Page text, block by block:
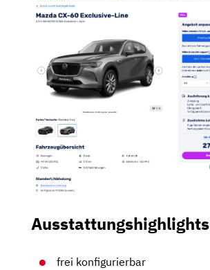
Ausstattungshighlights
frei konfigurierbar